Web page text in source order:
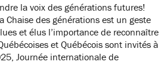
la voix des générations futures!
Chaise des générations est un geste
et élus l’importance de reconnaître
et Québécois sont invités à
Journée internationale de